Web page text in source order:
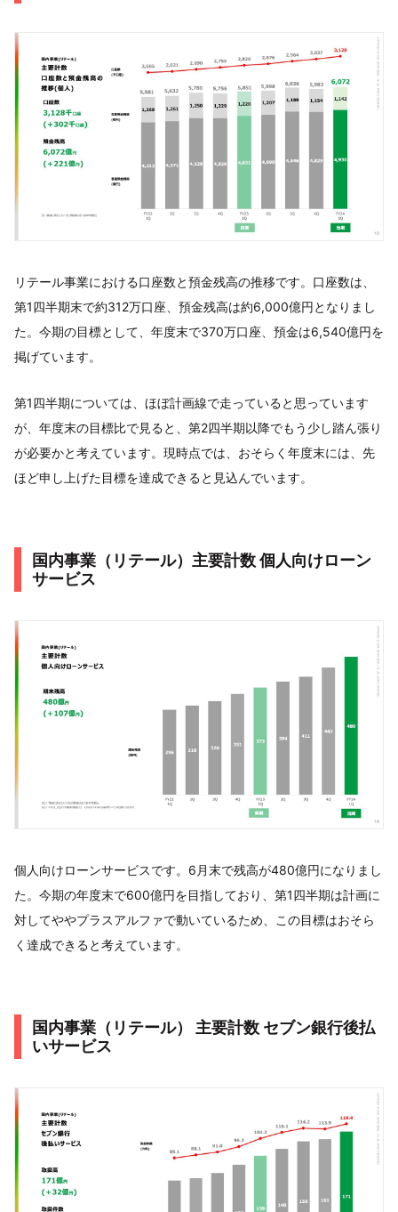
リテール事業における口座数と預金残高の推移です。口座数は、
第1四半期末で約312万口座、預金残高は約6,000億円となりまし
た。今期の目標として、年度末で370万口座、預金は6,540億円を
掲げています。
第1四半期については、ほぼ計画線で走っていると思っています
が、年度末の目標比で見ると、第2四半期以降でもう少し踏ん張り
が必要かと考えています。現時点では、おそらく年度末には、先
ほど申し上げた目標を達成できると見込んでいます。
国内事業（リテール）主要計数 個人向けローン
サービス
個人向けローンサービスです。6月末で残高が480億円になりまし
た。今期の年度末で600億円を目指しており、第1四半期は計画に
対してややプラスアルファで動いているため、この目標はおそら
く達成できると考えています。
国内事業（リテール） 主要計数 セブン銀行後払
いサービス